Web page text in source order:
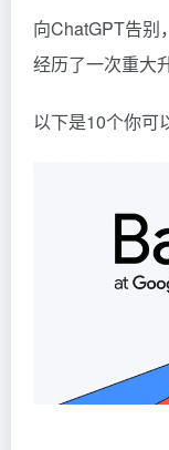
向ChatGPT告别
经历了一次重大
以下是10个你可